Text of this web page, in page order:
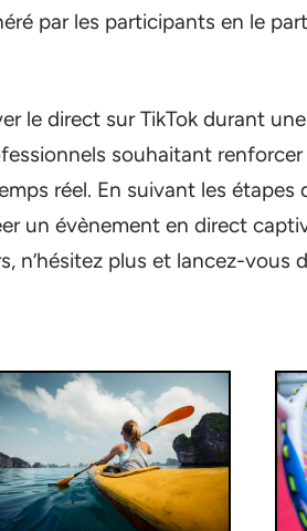
par les participants en le
le direct sur TikTok durant
souhaitant
réel. En suivant les étapes
un évènement en direct
n’hésitez plus et lancez-vous